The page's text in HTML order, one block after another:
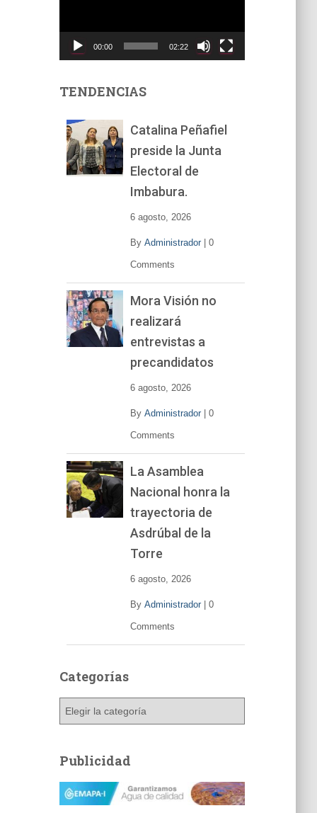
t
00:00 02:22
TENDENCIAS
Catalina Peñafiel
preside la Junta
Electoral de
Imbabura.
6 agosto, 2026
By Administrador| 0
Comments
Mora Visión no
realizará
entrevistas a
precandidatos
6 agosto, 2026
By Administrador| 0
Comments
La Asamblea
Nacional honra la
trayectoria de
Asdrúbal de la
Torre
6 agosto, 2026
By Administrador| 0
Comments
Categorías
g
o
Publicidad